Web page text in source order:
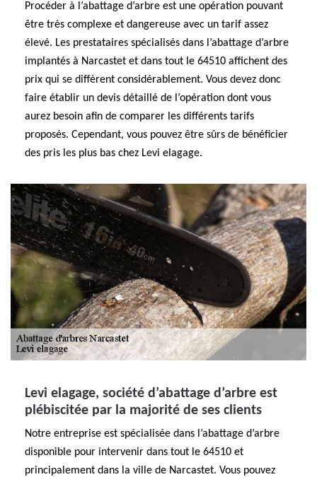
Procéder à l’abattage d’arbre est une opération pouvant
être très complexe et dangereuse avec un tarif assez
élevé. Les prestataires spécialisés dans l’abattage d’arbre
implantés à Narcastet et dans tout le 64510 affichent des
prix qui se diffèrent considérablement. Vous devez donc
faire établir un devis détaillé de l’opération dont vous
aurez besoin afin de comparer les différents tarifs
proposés. Cependant, vous pouvez être sûrs de bénéficier
des pris les plus bas chez Levi elagage.
Levi elagage, société d’abattage d’arbre est
plébiscitée par la majorité de ses clients
Notre entreprise est spécialisée dans l’abattage d’arbre
disponible pour intervenir dans tout le 64510 et
principalement dans la ville de Narcastet. Vous pouvez